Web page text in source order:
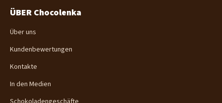
ÜBER Chocolenka
Über uns
Kundenbewertungen
Kontakte
In den Medien